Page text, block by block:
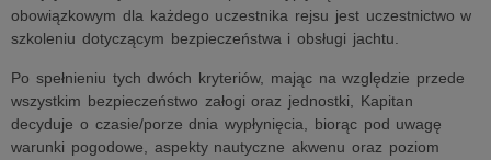
obowiązkowym dla każdego uczestnika rejsu jest uczestnictwo w
szkoleniu dotyczącym bezpieczeństwa i obsługi jachtu.
Po spełnieniu tych dwóch kryteriów, mając na względzie przede
wszystkim bezpieczeństwo załogi oraz jednostki, Kapitan
decyduje o czasie/porze dnia wypłynięcia, biorąc pod uwagę
warunki pogodowe, aspekty nautyczne akwenu oraz poziom